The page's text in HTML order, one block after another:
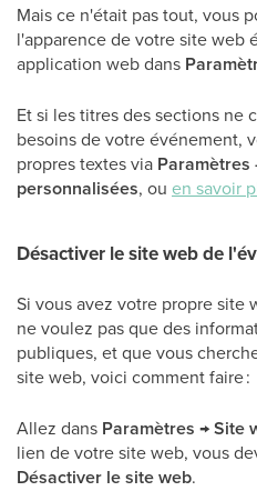
Mais ce n'était pas tout, vous
l'apparence de votre site web
application web dans
Et si les titres des sections ne
besoins de votre événement,
propres textes via Paramètres
personnalisées, ou en savoir
Désactiver le site web de
Si vous avez votre propre site
ne voulez pas que des
publiques, et que vous
site web, voici comment faire :
Allez dans Paramètres → Site
lien de votre site web, vous
Désactiver le site web.